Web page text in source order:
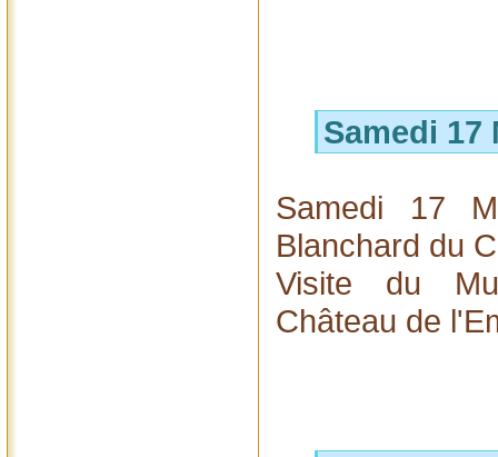
Samedi 17
Samedi 17
Blanchard du
Visite du
Château de